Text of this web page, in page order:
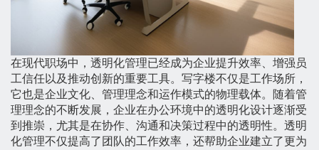
在现代职场中，透明化管理已经成为企业提升效率、增强员
工信任以及推动创新的重要工具。写字楼不仅是工作场所，
它也是企业文化、管理理念和运作模式的物理载体。随着管
理理念的不断发展，企业在办公环境中的透明化设计逐渐受
到推崇，尤其是在协作、沟通和决策过程中的透明性。透明
化管理不仅提高了团队的工作效率，还帮助企业建立了更为